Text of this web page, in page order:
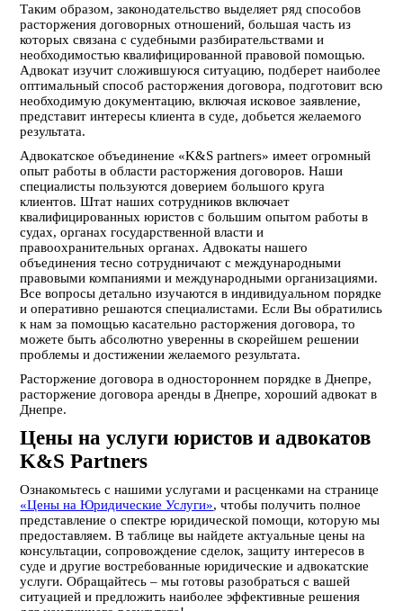
Таким образом, законодательство выделяет ряд способов
расторжения договорных отношений, большая часть из
которых связана с судебными разбирательствами и
необходимостью квалифицированной правовой помощью.
Адвокат изучит сложившуюся ситуацию, подберет наиболее
оптимальный способ расторжения договора, подготовит всю
необходимую документацию, включая исковое заявление,
представит интересы клиента в суде, добьется желаемого
результата.
Адвокатское объединение «K&S partners» имеет огромный
опыт работы в области расторжения договоров. Наши
специалисты пользуются доверием большого круга
клиентов. Штат наших сотрудников включает
квалифицированных юристов с большим опытом работы в
судах, органах государственной власти и
правоохранительных органах. Адвокаты нашего
объединения тесно сотрудничают с международными
правовыми компаниями и международными организациями.
Все вопросы детально изучаются в индивидуальном порядке
и оперативно решаются специалистами. Если Вы обратились
к нам за помощью касательно расторжения договора, то
можете быть абсолютно уверенны в скорейшем решении
проблемы и достижении желаемого результата.
Расторжение договора в одностороннем порядке в Днепре,
расторжение договора аренды в Днепре, хороший адвокат в
Днепре.
Цены на услуги юристов и адвокатов
K&S Partners
Ознакомьтесь с нашими услугами и расценками на странице
«Цены на Юридические Услуги», чтобы получить полное
представление о спектре юридической помощи, которую мы
предоставляем. В таблице вы найдете актуальные цены на
консультации, сопровождение сделок, защиту интересов в
суде и другие востребованные юридические и адвокатские
услуги. Обращайтесь – мы готовы разобраться с вашей
ситуацией и предложить наиболее эффективные решения